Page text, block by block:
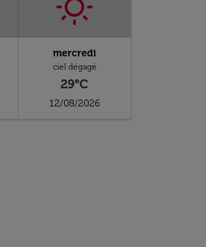
mercredi
ciel dégagé
29°C
12/08/2026